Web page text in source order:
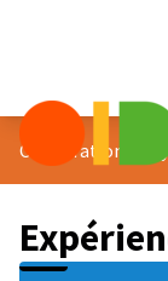
Coopération